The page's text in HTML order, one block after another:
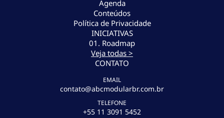
Agenda
Conteúdos
Política de Privacidade
INICIATIVAS
01. Roadmap
Veja todas >
CONTATO
EMAIL
contato@abcmodularbr.com.br
TELEFONE
+55 11 3091 5452